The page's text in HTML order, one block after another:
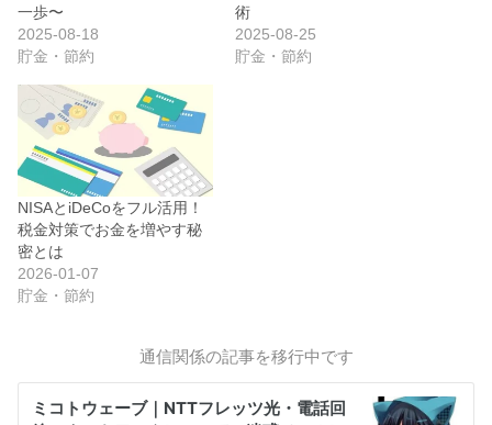
一歩〜
2025-08-18
貯金・節約
術
2025-08-25
貯金・節約
NISAとiDeCoをフル活用！
税金対策でお金を増やす秘
密とは
2026-01-07
貯金・節約
通信関係の記事を移行中です